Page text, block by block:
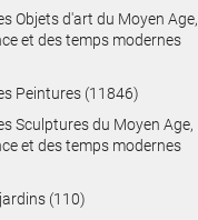
Objets d'art du Moyen Age,
et des temps modernes
Peintures (11846)
Sculptures du Moyen Age,
et des temps modernes
(110)